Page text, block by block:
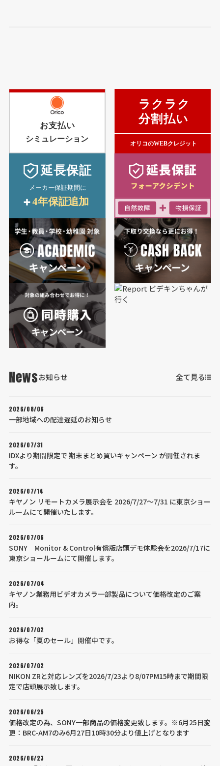
Newsお知らせ 全て見る
2026/08/06
一部地域への配達遅延のお知らせ
2026/07/31
IDXより期間限定で 期末まとめ買いキャンペーン が開催されま
す。
2026/07/14
キヤノン リモートカメラ展示会を 2026/7/27～7/31 に東京ショー
ルームにて開催いたします。
2026/07/06
SONY Monitor & Control有償版店頭デモ体験会を2026/7/17に
東京ショールームにて開催します。
2026/07/04
キヤノン業務用ビデオカメラ一部製品について価格改定のご案
内。
2026/07/02
お得な「夏のセール」開催中です。
2026/07/02
NIKON ZRと対応レンズを2026/7/23より8/07PM15時まで期間限
定で店頭展示致します。
2026/06/25
価格改定の為、SONY一部商品の価格変更致します。※6月25日変
更：BRC-AM7のみ6月27日10時30分より値上げとなります
2026/06/23